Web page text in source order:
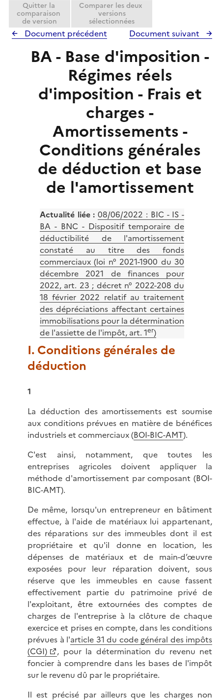
Quitter la
comparaison
de version
Comparer les deux
versions
sélectionnées
Document précédent Document suivant
BA - Base d'imposition -
Régimes réels
d'imposition - Frais et
charges -
Amortissements -
Conditions générales
de déduction et base
de l'amortissement
Actualité liée : 08/06/2022 : BIC - IS -
BA - BNC - Dispositif temporaire de
déductibilité de l'amortissement
constaté au titre des fonds
commerciaux (loi n° 2021-1900 du 30
décembre 2021 de finances pour
2022, art. 23 ; décret n° 2022-208 du
18 février 2022 relatif au traitement
des dépréciations affectant certaines
immobilisations pour la détermination
de l'assiette de l'impôt, art. 1er)
I. Conditions générales de
déduction
1
La déduction des amortissements est soumise
aux conditions prévues en matière de bénéfices
industriels et commerciaux (BOI-BIC-AMT).
C'est ainsi, notamment, que toutes les
entreprises agricoles doivent appliquer la
méthode d'amortissement par composant (BOI-
BIC-AMT).
De même, lorsqu'un entrepreneur en bâtiment
effectue, à l'aide de matériaux lui appartenant,
des réparations sur des immeubles dont il est
propriétaire et qu'il donne en location, les
dépenses de matériaux et de main-d’œuvre
exposées pour leur réparation doivent, sous
réserve que les immeubles en cause fassent
effectivement partie du patrimoine privé de
l'exploitant, être extournées des comptes de
charges de l'entreprise à la clôture de chaque
exercice et prises en compte, dans les conditions
prévues à l'article 31 du code général des impôts
(CGI)
, pour la détermination du revenu net
foncier à comprendre dans les bases de l'impôt
sur le revenu dû par le propriétaire.
Il est précisé par ailleurs que les charges non